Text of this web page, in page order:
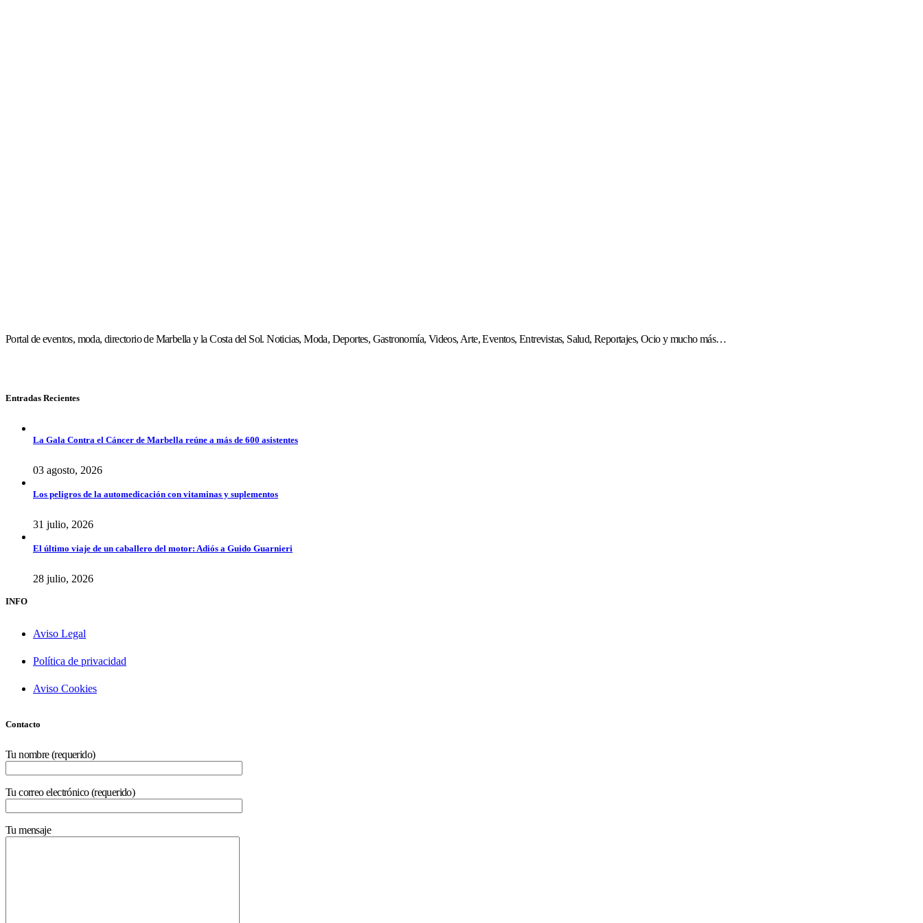
Portal de eventos, moda, directorio de Marbella y la Costa del Sol. Noticias, Moda, Deportes, Gastronomía, Videos, Arte, Eventos, Entrevistas, Salud, Reportajes, Ocio y mucho más…
Entradas Recientes
La Gala Contra el Cáncer de Marbella reúne a más de 600 asistentes
03 agosto, 2026
Los peligros de la automedicación con vitaminas y suplementos
31 julio, 2026
El último viaje de un caballero del motor: Adiós a Guido Guarnieri
28 julio, 2026
INFO
Aviso Legal
Política de privacidad
Aviso Cookies
Contacto
Tu nombre (requerido)
Tu correo electrónico (requerido)
Tu mensaje